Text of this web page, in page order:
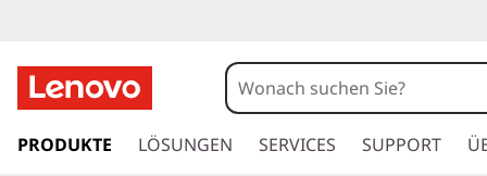
e
n
ou
PRODUKTE LÖSUNGEN SERVICES SUPPORT